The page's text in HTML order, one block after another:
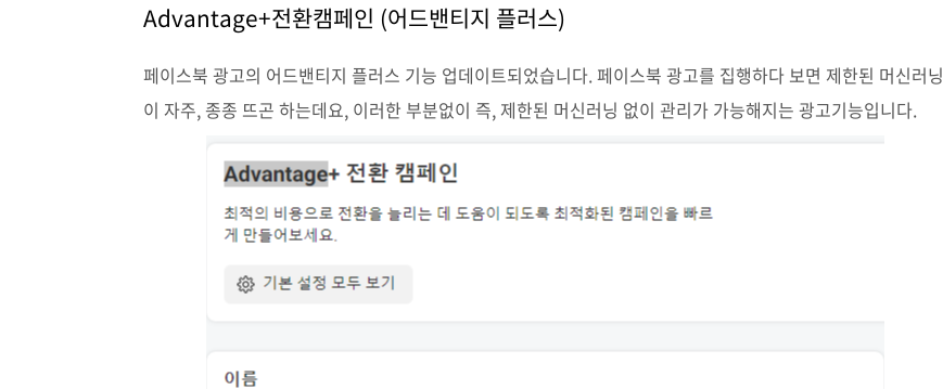
Advantage+전환캠페인 (어드밴티지 플러스)
페이스북 광고의 어드밴티지 플러스 기능 업데이트되었습니다. 페이스북 광고를 집행하다 보면 제한된 머신러닝
이 자주, 종종 뜨곤 하는데요, 이러한 부분없이 즉, 제한된 머신러닝 없이 관리가 가능해지는 광고기능입니다.